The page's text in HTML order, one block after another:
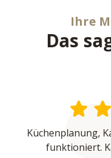
Ihre
Das
Küchenplanung,
funktioniert.